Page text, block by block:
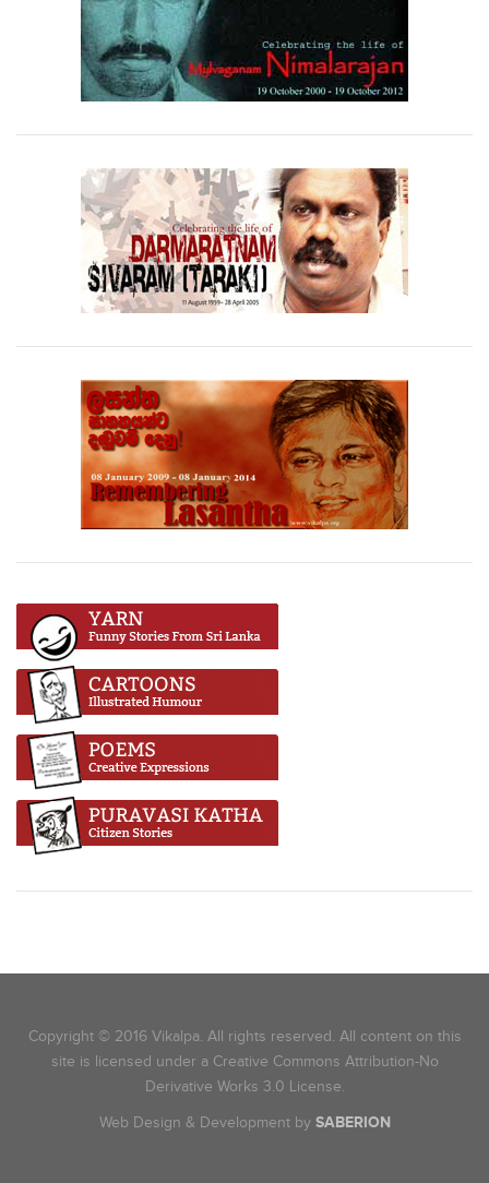
Copyright © 2016 Vikalpa. All rights reserved. All content on this
site is licensed under a Creative Commons Attribution-No
Derivative Works 3.0 License.
Web Design & Development by SABERION